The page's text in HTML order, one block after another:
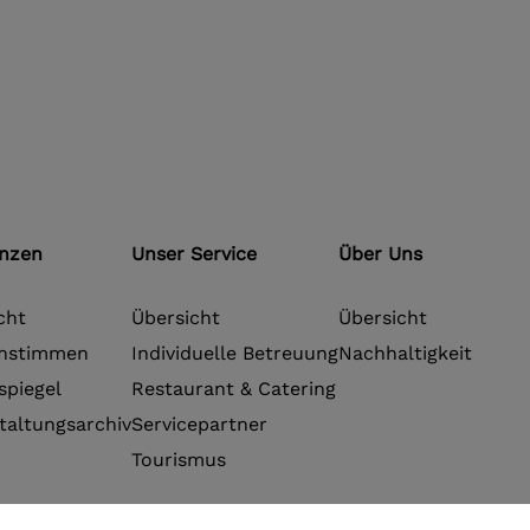
Unser Service
Übersicht
Individuelle Betreuung
Restaurant & Catering
Servicepartner
Tourismus
Über Uns
Übersicht
Nachhaltigkeit